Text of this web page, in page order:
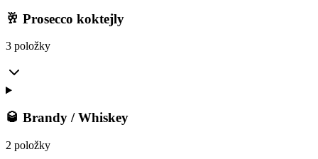
🥂 Prosecco koktejly
3 položky
🥃 Brandy / Whiskey
2 položky